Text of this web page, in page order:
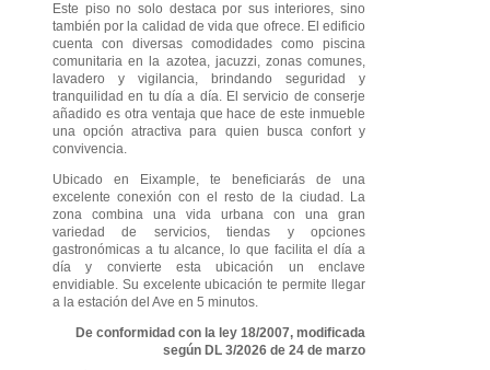
Este piso no solo destaca por sus interiores, sino
también por la calidad de vida que ofrece. El edificio
cuenta con diversas comodidades como piscina
comunitaria en la azotea, jacuzzi, zonas comunes,
lavadero y vigilancia, brindando seguridad y
tranquilidad en tu día a día. El servicio de conserje
añadido es otra ventaja que hace de este inmueble
una opción atractiva para quien busca confort y
convivencia.
Ubicado en Eixample, te beneficiarás de una
excelente conexión con el resto de la ciudad. La
zona combina una vida urbana con una gran
variedad de servicios, tiendas y opciones
gastronómicas a tu alcance, lo que facilita el día a
día y convierte esta ubicación un enclave
envidiable. Su excelente ubicación te permite llegar
a la estación del Ave en 5 minutos.
De conformidad con la ley 18/2007, modificada
según DL 3/2026 de 24 de marzo